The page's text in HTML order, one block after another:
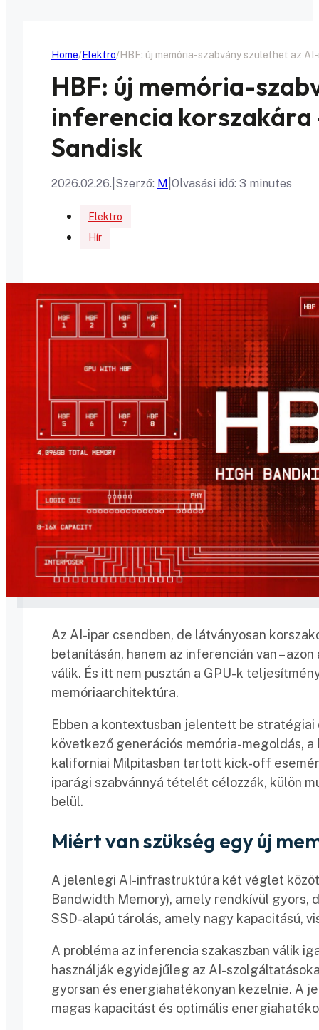
Home Elektro HBF: új memória-szabvány születhet az
HBF: új memória-
inferencia korszakára
Sandisk
2026.02.26. Szerző: M Olvasási idő: 3 minutes
Elektro
Hír
Az AI-ipar csendben, de látványosan
betanításán, hanem az inferencián van –
válik. És itt nem pusztán a GPU-k
memóriaarchitektúra.
Ebben a kontextusban jelentett be
következő generációs memória-megoldás,
kaliforniai Milpitasban tartott kick-off
iparági szabvánnyá tételét célozzák, külön
belül.
Miért van szükség egy új
A jelenlegi AI-infrastruktúra két véglet
Bandwidth Memory), amely rendkívül gyors,
SSD-alapú tárolás, amely nagy kapacitású,
A probléma az inferencia szakaszban válik
használják egyidejűleg az AI-
gyorsan és energiahatékonyan kezelnie. A
magas kapacitást és optimális